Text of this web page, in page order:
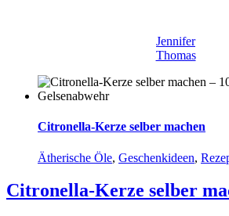
Jennifer
Thomas
Citronella-Kerze selber machen
Ätherische Öle, Geschenkideen,
Citronella-Kerze selber